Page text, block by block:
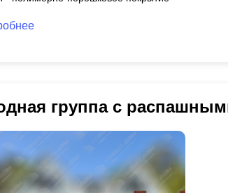
группа с